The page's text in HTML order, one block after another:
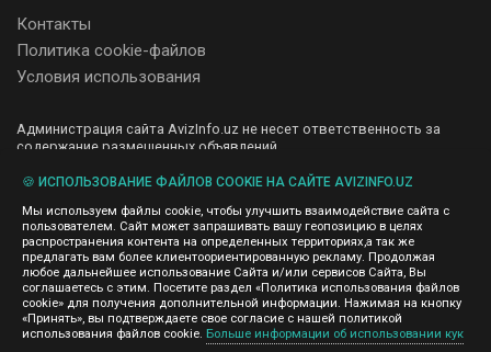
Контакты
Политика cookie-файлов
Условия использования
Администрация сайта AvizInfo.uz не несет ответственность за
содержание размещенных объявлений.
передаем и не продаем личную информацию зарегистрированных
правила конфиденциальности сайтов на которые ссылается
AvizInfo.uz. На некоторых страницах нашего сайта представлена
реклама Google Adsense Advertising Network. Чтобы узнать
подробней о правилах конфиденциальности Google нажмите тут
🍪 ИСПОЛЬЗОВАНИЕ ФАЙЛОВ COOKIE НА САЙТЕ AVIZINFO.UZ
Мы используем файлы cookie, чтобы улучшить взаимодействие сайта с
пользователем. Сайт может запрашивать вашу геопозицию в целях
распространения контента на определенных территориях,а так же
предлагать вам более клиентоориентированную рекламу. Продолжая
любое дальнейшее использование Сайта и/или сервисов Сайта, Вы
соглашаетесь с этим. Посетите раздел «Политика использования файлов
cookie» для получения дополнительной информации. Нажимая на кнопку
«Принять», вы подтверждаете свое согласие с нашей политикой
использования файлов cookie. Больше информации об использовании кук